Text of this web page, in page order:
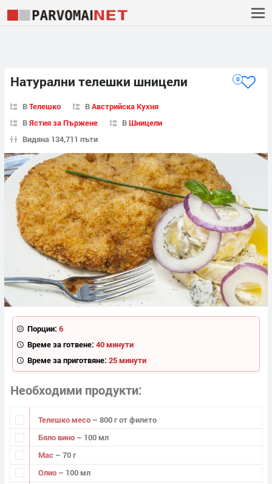
Натурални телешки шницели 0
ВТелешко ВАвстрийска Кухня
ВЯстия за Пържене ВШницели
Видяна 134,711 пъти
Порции: 6
Време за готвене: 40 минути
Време за приготвяне: 25 минути
Необходими продукти
Телешко месо – 800 г от филето
Бяло вино – 100 мл
Мас – 70 г
Олио – 100 мл